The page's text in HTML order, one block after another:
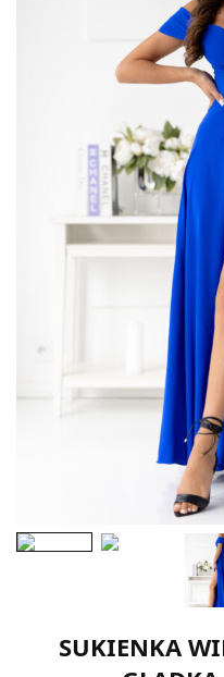
SUKIENKA